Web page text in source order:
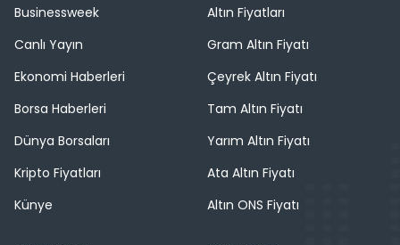
Businessweek
Canlı Yayın
Ekonomi Haberleri
Borsa Haberleri
Dünya Borsaları
Kripto Fiyatları
Künye
Altın Fiyatları
Gram Altın Fiyatı
Çeyrek Altın Fiyatı
Tam Altın Fiyatı
Yarım Altın Fiyatı
Ata Altın Fiyatı
Altın ONS Fiyatı